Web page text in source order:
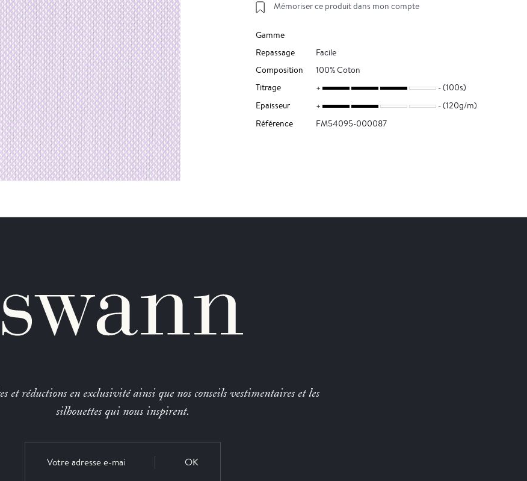
Mémoriser ce produit dans mon compte
Gamme
Repassage
Facile
Composition
100% Coton
Titrage
(100s)
Epaisseur
(120g/m)
Référence
FM54095-000087
et réductions en exclusivité ainsi que nos conseils vestimentaires et les
silhouettes qui nous inspirent.
OK